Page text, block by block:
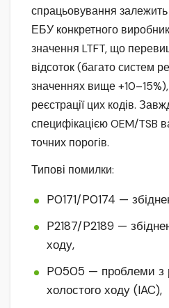
спрацьовування залежить
ЕБУ конкретного
значення LTFT, що
відсоток (багато систем
значеннях вище
реєстрації цих кодів.
специфікацією OEM/TSB
точних порогів.
Типові помилки:
P0171/P0174 —
P2187/P2189 —
ходу,
P0505 — проблеми з
холостого ходу (IAC),